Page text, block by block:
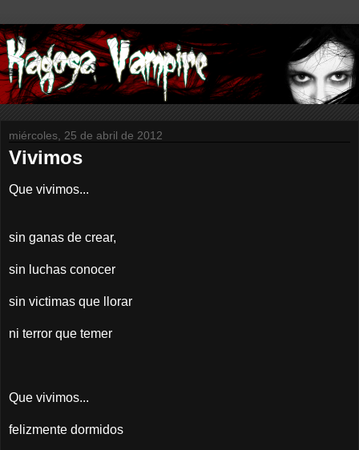
miércoles, 25 de abril de 2012
Vivimos
Que vivimos...
sin ganas de crear,
sin luchas conocer
sin victimas que llorar
ni terror que temer
Que vivimos...
felizmente dormidos